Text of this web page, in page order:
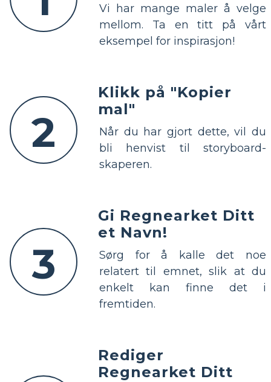
Vi har mange maler å velge
mellom. Ta en titt på vårt
eksempel for inspirasjon!
2
Klikk på "Kopier
mal"
Når du har gjort dette, vil du
bli henvist til storyboard-
skaperen.
3
Gi Regnearket Ditt
et Navn!
Sørg for å kalle det noe
relatert til emnet, slik at du
enkelt kan finne det i
fremtiden.
Rediger
Regnearket Ditt